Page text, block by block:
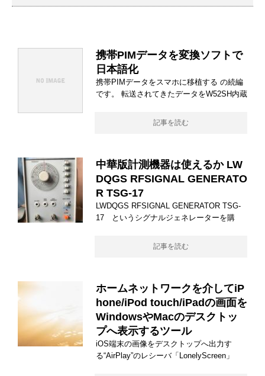
携帯PIMデータを変換ソフトで
日本語化
携帯PIMデータをスマホに移植する の続編
です。 転送されてきたデータをW52SH内蔵
記事を読む
中華版計測機器は使えるか LW
DQGS RFSIGNAL GENERATO
R TSG-17
LWDQGS RFSIGNAL GENERATOR TSG-
17 というシグナルジェネレーターを購
記事を読む
ホームネットワークを介してiP
hone/iPod touch/iPadの画面を
WindowsやMacのデスクトッ
プへ表示するツール
iOS端末の画像をデスクトップへ出力す
る“AirPlay”のレシーバ「LonelyScreen」